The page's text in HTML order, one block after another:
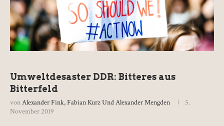
Umweltdesaster DDR: Bitteres aus
Bitterfeld
vonAlexander Fink, Fabian Kurz Und Alexander Mengden
5.
November 2019